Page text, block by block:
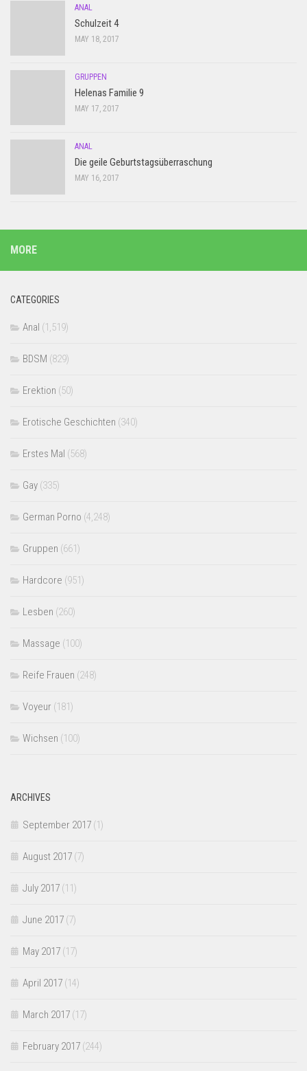
ANAL
Schulzeit 4
MAY 18, 2017
GRUPPEN
Helenas Familie 9
MAY 17, 2017
ANAL
Die geile Geburtstagsüberraschung
MAY 16, 2017
MORE
CATEGORIES
Anal (1,519)
BDSM (829)
Erektion (50)
Erotische Geschichten (340)
Erstes Mal (568)
Gay (335)
German Porno (4,248)
Gruppen (661)
Hardcore (951)
Lesben (260)
Massage (100)
Reife Frauen (248)
Voyeur (181)
Wichsen (100)
ARCHIVES
September 2017 (1)
August 2017 (7)
July 2017 (11)
June 2017 (7)
May 2017 (17)
April 2017 (14)
March 2017 (17)
February 2017 (244)